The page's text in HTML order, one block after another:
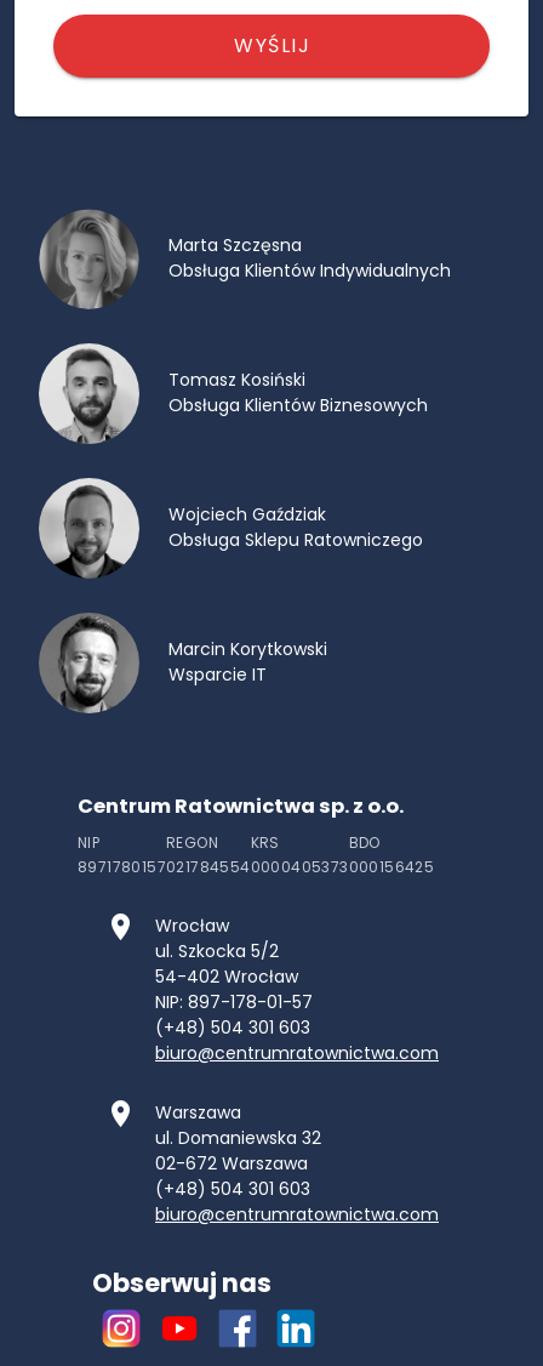
WYŚLIJ
Marta Szczęsna
Obsługa Klientów Indywidualnych
Tomasz Kosiński
Obsługa Klientów Biznesowych
Wojciech Gaździak
Obsługa Sklepu Ratowniczego
Marcin Korytkowski
Wsparcie IT
Centrum Ratownictwa sp. z o.o.
NIP
8971780157
REGON
021784554
KRS
0000405373
BDO
000156425
Wrocław
ul. Szkocka 5/2
54-402 Wrocław
NIP: 897-178-01-57
(+48) 504 301 603
biuro@centrumratownictwa.com
Warszawa
ul. Domaniewska 32
02-672 Warszawa
(+48) 504 301 603
biuro@centrumratownictwa.com
Obserwuj nas